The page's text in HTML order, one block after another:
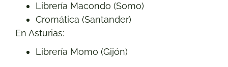
Librería Macondo (Somo)
Cromática (Santander)
En Asturias:
Librería Momo (Gijón)